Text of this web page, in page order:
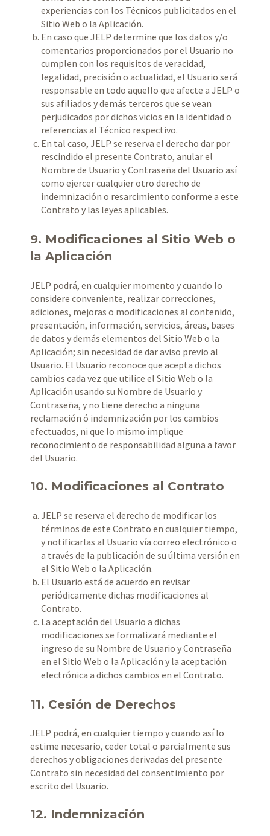
experiencias con los Técnicos publicitados en el
Sitio Web o la Aplicación.
En caso que JELP determine que los datos y/o
comentarios proporcionados por el Usuario no
cumplen con los requisitos de veracidad,
legalidad, precisión o actualidad, el Usuario será
responsable en todo aquello que afecte a JELP o
sus afiliados y demás terceros que se vean
perjudicados por dichos vicios en la identidad o
referencias al Técnico respectivo.
En tal caso, JELP se reserva el derecho dar por
rescindido el presente Contrato, anular el
Nombre de Usuario y Contraseña del Usuario así
como ejercer cualquier otro derecho de
indemnización o resarcimiento conforme a este
Contrato y las leyes aplicables.
9. Modificaciones al Sitio Web o
la Aplicación
JELP podrá, en cualquier momento y cuando lo
considere conveniente, realizar correcciones,
adiciones, mejoras o modificaciones al contenido,
presentación, información, servicios, áreas, bases
de datos y demás elementos del Sitio Web o la
Aplicación; sin necesidad de dar aviso previo al
Usuario. El Usuario reconoce que acepta dichos
cambios cada vez que utilice el Sitio Web o la
Aplicación usando su Nombre de Usuario y
Contraseña, y no tiene derecho a ninguna
reclamación ó indemnización por los cambios
efectuados, ni que lo mismo implique
reconocimiento de responsabilidad alguna a favor
del Usuario.
10. Modificaciones al Contrato
JELP se reserva el derecho de modificar los
términos de este Contrato en cualquier tiempo,
y notificarlas al Usuario vía correo electrónico o
a través de la publicación de su última versión en
el Sitio Web o la Aplicación.
El Usuario está de acuerdo en revisar
periódicamente dichas modificaciones al
Contrato.
La aceptación del Usuario a dichas
modificaciones se formalizará mediante el
ingreso de su Nombre de Usuario y Contraseña
en el Sitio Web o la Aplicación y la aceptación
electrónica a dichos cambios en el Contrato.
11. Cesión de Derechos
JELP podrá, en cualquier tiempo y cuando así lo
estime necesario, ceder total o parcialmente sus
derechos y obligaciones derivadas del presente
Contrato sin necesidad del consentimiento por
escrito del Usuario.
12. Indemnización